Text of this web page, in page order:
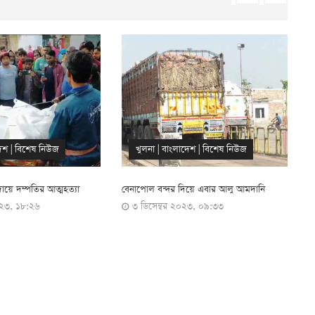
|বিশেষ নিউজ
দম্পতির আত্মহত্যা
১৮:২৬
খুলনা|বাংলাদেশ|বিশেষ নিউজ
বেনাপোল বন্দর দিয়ে এবার আলু আমদানি
৩ ডিসেম্বর ২০২৩, ০৯:৩৩